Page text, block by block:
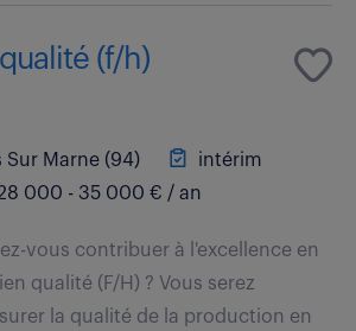
(f/h)
Sur Marne (94)
intérim
000 - 35 000 € / an
vous contribuer à l'excellence en
qualité (F/H) ? Vous serez
la qualité de la production en